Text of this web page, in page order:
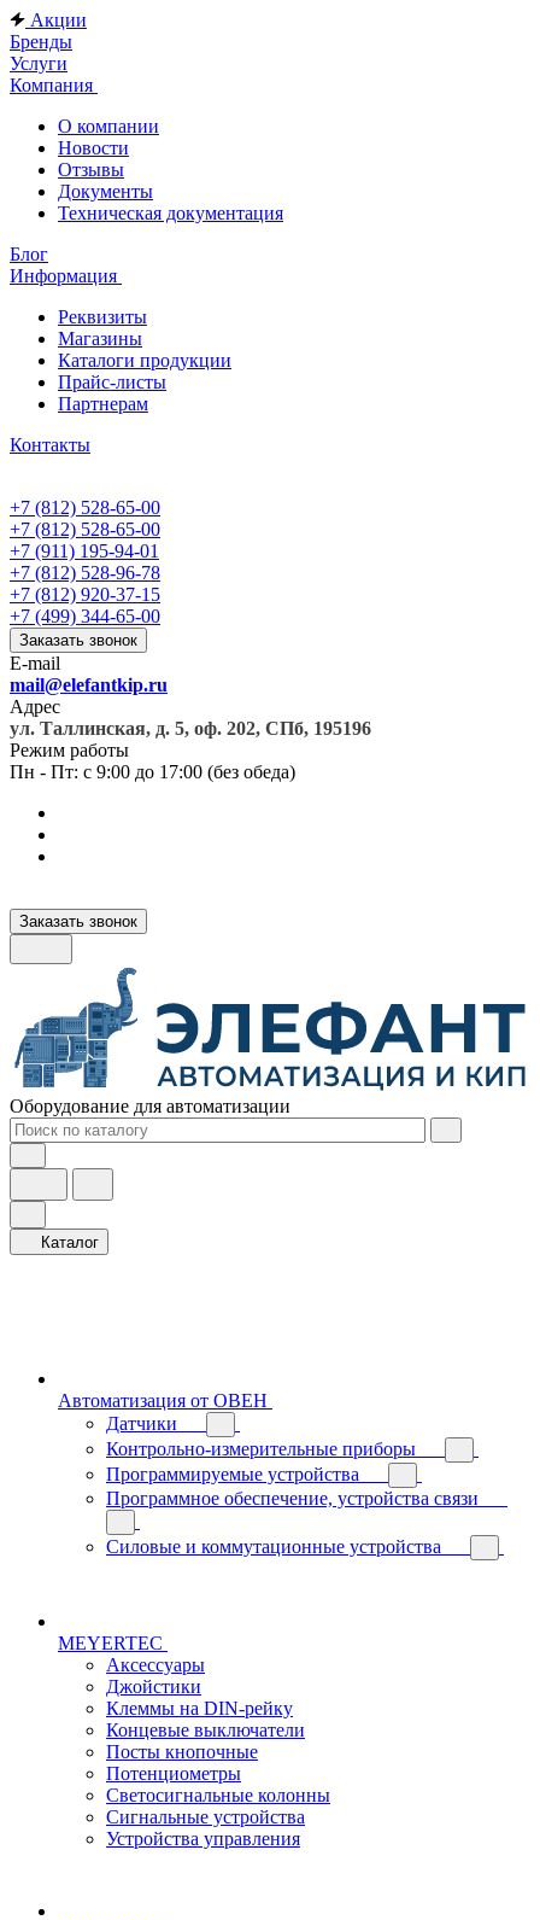
Акции
Бренды
Услуги
Компания
О компании
Новости
Отзывы
Документы
Техническая документация
Блог
Информация
Реквизиты
Магазины
Каталоги продукции
Прайс-листы
Партнерам
Контакты
+7 (812) 528-65-00
+7 (812) 528-65-00
+7 (911) 195-94-01
+7 (812) 528-96-78
+7 (812) 920-37-15
+7 (499) 344-65-00
Заказать звонок
E-mail
mail@elefantkip.ru
Адрес
ул. Таллинская, д. 5, оф. 202, СПб, 195196
Режим работы
Пн - Пт: с 9:00 до 17:00 (без обеда)
Заказать звонок
Оборудование для автоматизации
Каталог
Автоматизация от ОВЕН
Датчики
Контрольно-измерительные приборы
Программируемые устройства
Программное обеспечение, устройства связи
Силовые и коммутационные устройства
MEYERTEC
Аксессуары
Джойстики
Клеммы на DIN-рейку
Концевые выключатели
Посты кнопочные
Потенциометры
Светосигнальные колонны
Сигнальные устройства
Устройства управления